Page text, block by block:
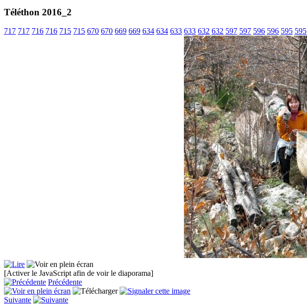
Téléthon 2016_2
717 717 716 716 715 715 670 670 669 669 634 634 633 633 632 632 597 597 596 596 595 595
[Activer le JavaScript afin de voir le diaporama]
Précédente
Suivante